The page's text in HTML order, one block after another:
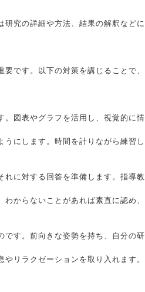
究の詳細や方法、結果の解釈など
です。以下の対策を講じることで
図表やグラフを活用し、視覚的に
にします。時間を計りながら練習
に対する回答を準備します。指導
からないことがあれば素直に認め
す。前向きな姿勢を持ち、自分の
リラクゼーションを取り入れます